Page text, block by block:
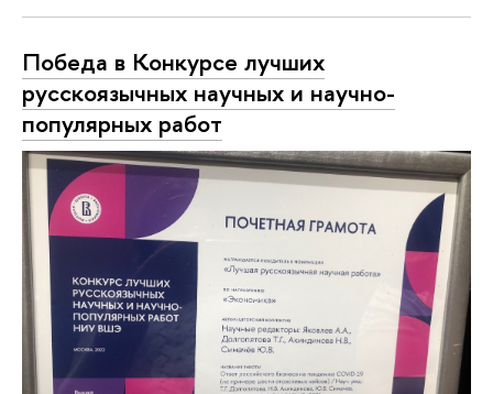
Победа в Конкурсе лучших
русскоязычных научных и научно-
популярных работ